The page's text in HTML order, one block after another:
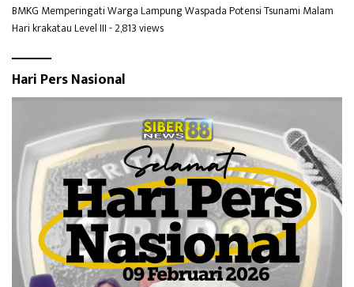
BMKG Memperingati Warga Lampung Waspada Potensi Tsunami Malam
Hari krakatau Level III- 2,813 views
Hari Pers Nasional